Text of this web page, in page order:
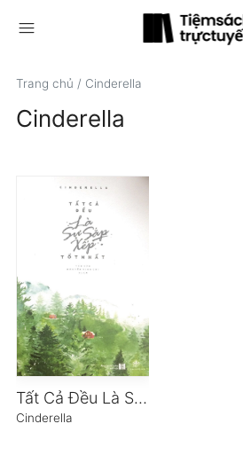
menu
Trang chủ / Cinderella
Cinderella
Tất Cả Đều Là Sự Sắp Xếp Tốt Nhất
Cinderella